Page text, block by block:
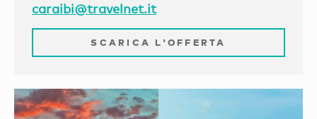
caraibi@travelnet.it
SCARICA L'OFFERTA